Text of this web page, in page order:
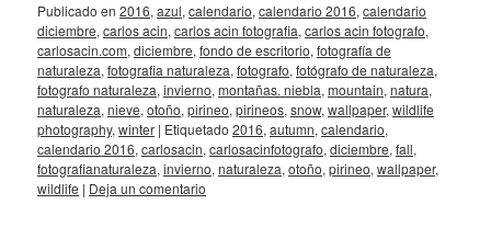
Publicado en 2016, azul, calendario, calendario 2016, calendario
diciembre, carlos acin, carlos acin fotografia, carlos acin fotografo,
carlosacin.com, diciembre, fondo de escritorio, fotografía de
naturaleza, fotografia naturaleza, fotografo, fotógrafo de naturaleza,
fotografo naturaleza, invierno, montañas. niebla, mountain, natura,
naturaleza, nieve, otoño, pirineo, pirineos, snow, wallpaper, wildlife
photography, winter | Etiquetado 2016, autumn, calendario,
calendario 2016, carlosacin, carlosacinfotografo, diciembre, fall,
fotografianaturaleza, invierno, naturaleza, otoño, pirineo, wallpaper,
wildlife | Deja un comentario